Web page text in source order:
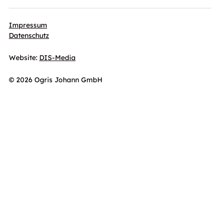
© 2026 Ogris Johann GmbH
Impressum
Datenschutz
Website: DIS-Media